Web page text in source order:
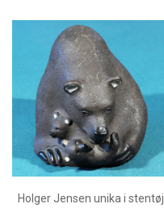
Holger Jensen unika i stentøj